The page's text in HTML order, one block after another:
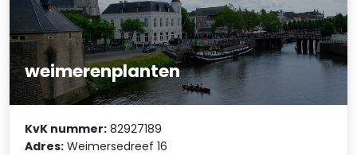
weimerenplanten
KvK nummer: 82927189
Adres: Weimersedreef 16